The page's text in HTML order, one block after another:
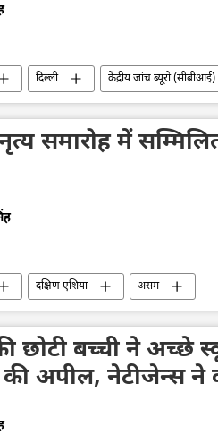
दिल्ली केंद्रीय जांच ब्यूरो (सीबीआई)
समारोह में
दक्षिण एशिया असम
छोटी बच्ची ने अच्छे
अपील, नेटीजेन्स ने